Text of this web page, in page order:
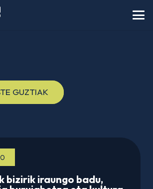
GUZTIAK
bizirik iraungo badu,